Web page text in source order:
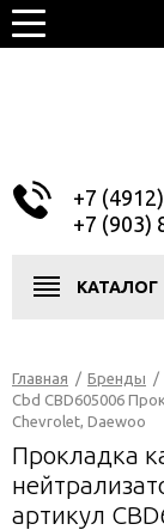
+7
+7 (903)
КАТАЛОГ
Главная / Бренды /
Cbd CBD605006
Chevrolet, Daewoo
Прокладка
артикул